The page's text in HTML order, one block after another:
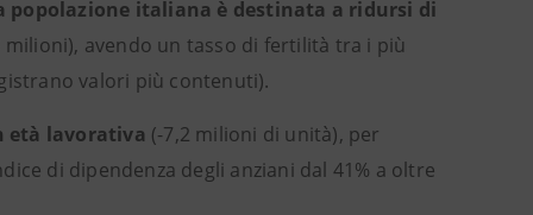
popolazione italiana è destinata a ridursi di
milioni), avendo un tasso di fertilità tra i più
valori più contenuti).
età lavorativa (-7,2 milioni di unità), per
di dipendenza degli anziani dal 41% a oltre